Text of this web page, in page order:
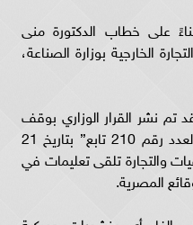
على خطاب الدكتورة منى
الخارجية بوزارة الصناعة،
تم نشر القرار الوزاري بوقف
تصدير البصل بالوقائع المصرية بالعدد رقم 210 تابع” بتاريخ 21
والتجارة تلقى تعليمات في
المصرية.